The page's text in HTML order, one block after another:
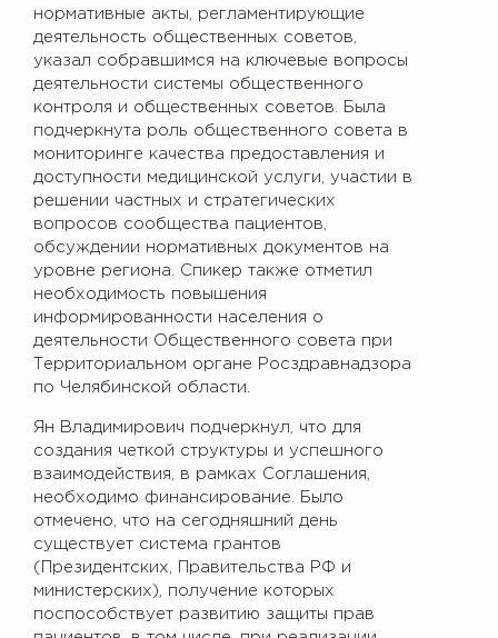
нормативные акты, регламентирующие
деятельность общественных советов,
указал собравшимся на ключевые вопросы
деятельности системы общественного
контроля и общественных советов. Была
подчеркнута роль общественного совета в
мониторинге качества предоставления и
доступности медицинской услуги, участии в
решении частных и стратегических
вопросов сообщества пациентов,
обсуждении нормативных документов на
уровне региона. Спикер также отметил
необходимость повышения
информированности населения о
деятельности Общественного совета при
Территориальном органе Росздравнадзора
по Челябинской области.
Ян Владимирович подчеркнул, что для
создания четкой структуры и успешного
взаимодействия, в рамках Соглашения,
необходимо финансирование. Было
отмечено, что на сегодняшний день
существует система грантов
(Президентских, Правительства РФ и
министерских), получение которых
поспособствует развитию защиты прав